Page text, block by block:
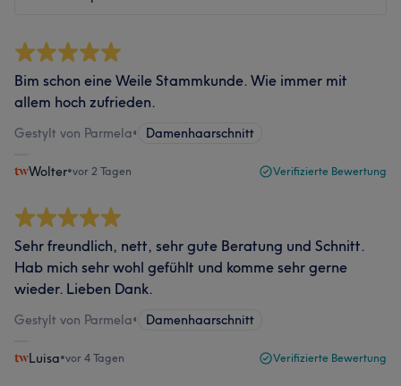
Bim schon eine Weile Stammkunde. Wie immer mit
allem hoch zufrieden.
Gestylt von Parmela• Damenhaarschnitt
Wolter•vor 2 Tagen Verifizierte Bewertung
Sehr freundlich, nett, sehr gute Beratung und Schnitt.
Hab mich sehr wohl gefühlt und komme sehr gerne
wieder. Lieben Dank.
Gestylt von Parmela• Damenhaarschnitt
Luisa•vor 4 Tagen Verifizierte Bewertung